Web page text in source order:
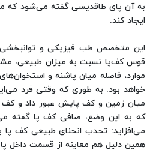
به آن پای طاقدیسی گفته می‌شود که
ایجاد کند.
این متخصص طب فیزیکی و توانبخشی
قوس کف‌پا نسبت به میزان طبیعی،
موارد، فاصله میان پاشنه و
خواهد بود. به طوری که وقتی فرد
میان زمین و کف پایش عبور داد و کف
که به این وضع، صافی کف پا
می‌افزاید: تحدب انحنای طبیعی کف
همین دلیل هم معاینه از قسمت داخل